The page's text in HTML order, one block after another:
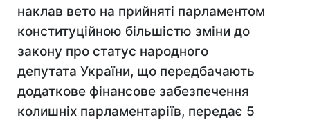
наклав вето на прийняті парламентом
конституційною більшістю зміни до
закону про статус народного
депутата України, що передбачають
додаткове фінансове забезпечення
колишніх парламентаріїв, передає 5